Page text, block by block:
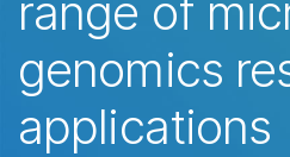
추천 링크
range of
genomics
applications
복합 질환 연구